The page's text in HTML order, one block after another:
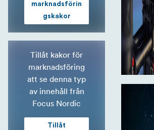
marknadsförin
gskakor
Tillåt kakor för
marknadsföring
att se denna typ
av innehåll från
Focus Nordic
Tillåt